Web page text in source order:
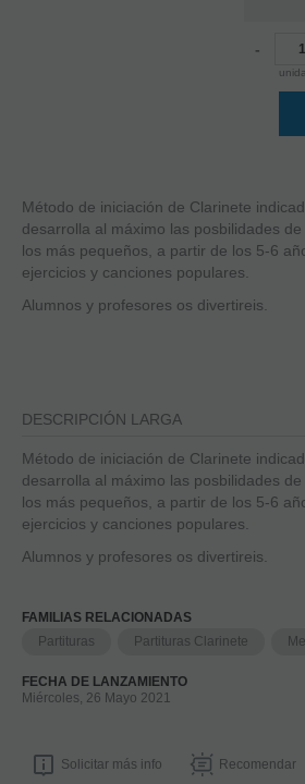
-
Método de iniciación de Clarinete
desarrolla al máximo las posbilidades
los más pequeños, a partir de los 5-6
ejercicios y canciones populares.
Alumnos y profesores os divertireis.
DESCRIPCIÓN LARGA
Método de iniciación de Clarinete
desarrolla al máximo las posbilidades
los más pequeños, a partir de los 5-6
ejercicios y canciones populares.
Alumnos y profesores os divertireis.
FAMILIAS RELACIONADAS
Partituras
Partituras Clarinete
FECHA DE LANZAMIENTO
Miércoles, 26 Mayo 2021
Solicitar más info Recomendar